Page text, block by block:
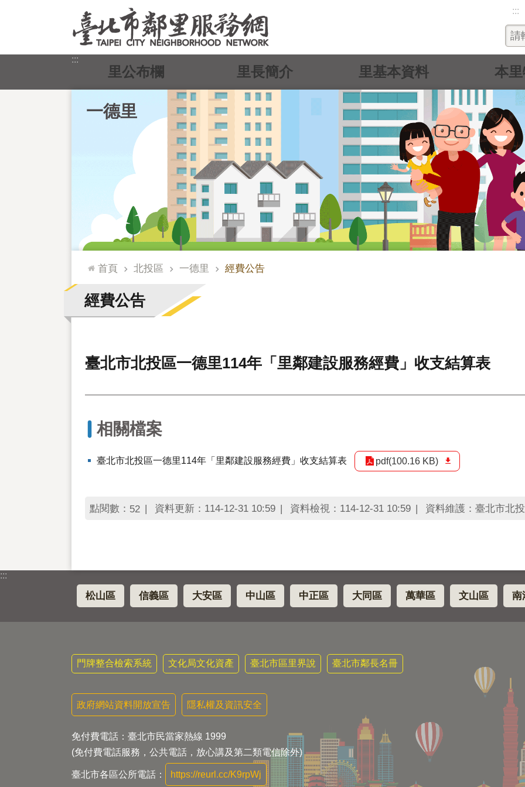
:::
:::
一德里
里公布欄 里長簡介 里基本資料 本
::: 首頁 北投區 一德里 經費公告
經費公告
臺北市北投區一德里114年「里鄰建設服務經費」收支結算表
相關檔案
臺北市北投區一德里114年「里鄰建設服務經費」收支結算表 pdf(100.16 KB)
點閱數： 52 資料更新：114-12-31 10:59 資料檢視：114-12-31 10:59 資料維護：臺北市北
:::
松山區 信義區 大安區 中山區 中正區 大同區 萬華區 文山區 南
門牌整合檢索系統 文化局文化資產 臺北市區里界說 臺北市鄰長名冊
政府網站資料開放宣告 隱私權及資訊安全
免付費電話：臺北市民當家熱線 1999
(免付費電話服務，公共電話，放心講及第二類電信除外)
臺北市各區公所電話： https://reurl.cc/K9rpWj